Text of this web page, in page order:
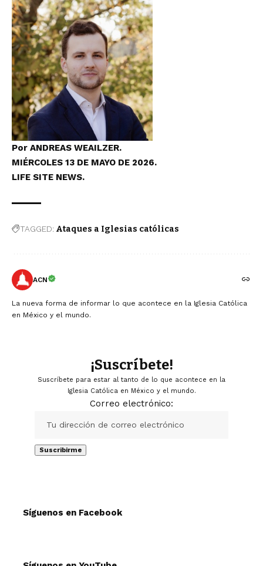
Por ANDREAS WEAILZER.
MIÉRCOLES 13 DE MAYO DE 2026.
LIFE SITE NEWS.
TAGGED: Ataques a Iglesias católicas
ACN
La nueva forma de informar lo que acontece en la Iglesia Católica
en México y el mundo.
¡Suscríbete!
Suscríbete para estar al tanto de lo que acontece en la
Iglesia Católica en México y el mundo.
Correo electrónico:
Síguenos en Facebook